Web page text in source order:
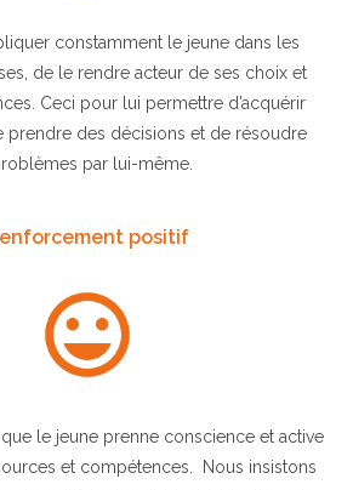
constamment le jeune dans les
de le rendre acteur de ses choix et
Ceci pour lui permettre d’acquérir
prendre des décisions et de résoudre
par lui-même.
positif
le jeune prenne conscience et active
et compétences. Nous insistons